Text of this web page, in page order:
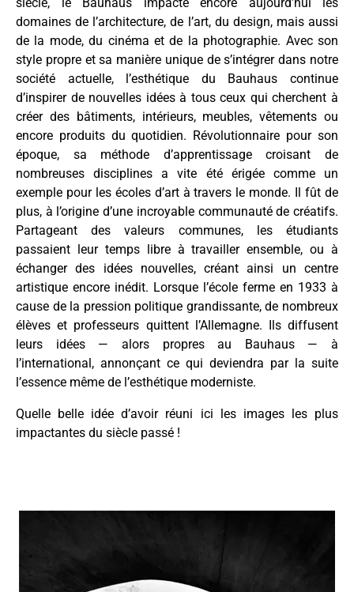
siècle, le Bauhaus impacte encore aujourd’hui les
domaines de l’architecture, de l’art, du design, mais aussi
de la mode, du cinéma et de la photographie. Avec son
style propre et sa manière unique de s’intégrer dans notre
société actuelle, l’esthétique du Bauhaus continue
d’inspirer de nouvelles idées à tous ceux qui cherchent à
créer des bâtiments, intérieurs, meubles, vêtements ou
encore produits du quotidien. Révolutionnaire pour son
époque, sa méthode d’apprentissage croisant de
nombreuses disciplines a vite été érigée comme un
exemple pour les écoles d’art à travers le monde. Il fût de
plus, à l’origine d’une incroyable communauté de créatifs.
Partageant des valeurs communes, les étudiants
passaient leur temps libre à travailler ensemble, ou à
échanger des idées nouvelles, créant ainsi un centre
artistique encore inédit. Lorsque l’école ferme en 1933 à
cause de la pression politique grandissante, de nombreux
élèves et professeurs quittent l’Allemagne. Ils diffusent
leurs idées — alors propres au Bauhaus — à
l’international, annonçant ce qui deviendra par la suite
l’essence même de l’esthétique moderniste.
Quelle belle idée d’avoir réuni ici les images les plus
impactantes du siècle passé !